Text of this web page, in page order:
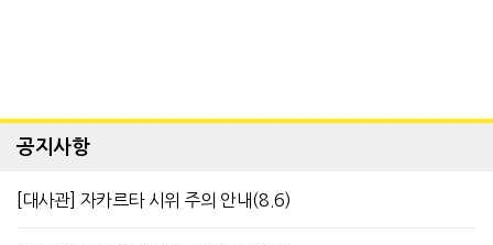
공지사항
[대사관] 자카르타 시위 주의 안내(8.6)